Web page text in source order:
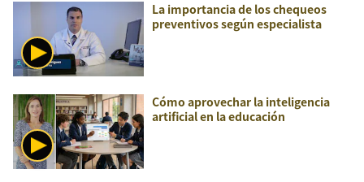
La importancia de los chequeos
preventivos según especialista
Cómo aprovechar la inteligencia
artificial en la educación